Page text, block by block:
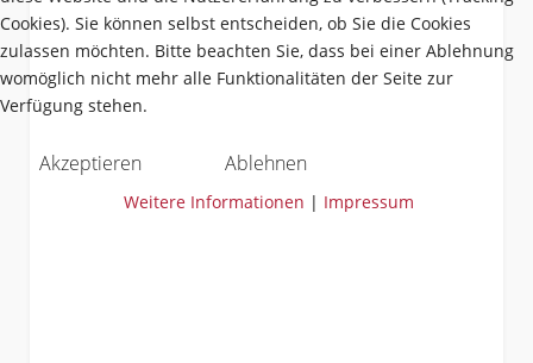
Cookies). Sie können selbst entscheiden, ob Sie die Cookies
zulassen möchten. Bitte beachten Sie, dass bei einer Ablehnung
womöglich nicht mehr alle Funktionalitäten der Seite zur
Verfügung stehen.
Akzeptieren Ablehnen
Weitere Informationen | Impressum